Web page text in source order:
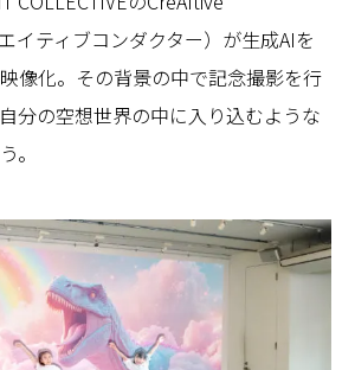
イティブコンダクター）が生成AIを
像化。その背景の中で記念撮影を行
分の空想世界の中に入り込むような
。